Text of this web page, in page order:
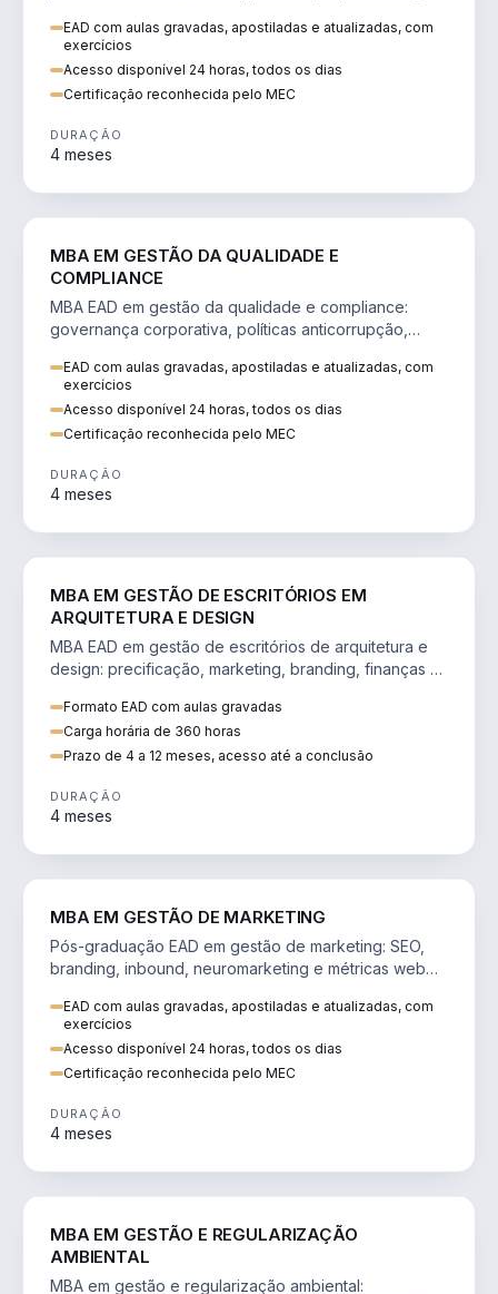
EAD com aulas gravadas, apostiladas e atualizadas, com
exercícios
Acesso disponível 24 horas, todos os dias
Certificação reconhecida pelo MEC
DURAÇÃO
4 meses
MBA EM GESTÃO DA QUALIDADE E
COMPLIANCE
MBA EAD em gestão da qualidade e compliance:
governança corporativa, políticas anticorrupção,
EAD com aulas gravadas, apostiladas e atualizadas, com
exercícios
Acesso disponível 24 horas, todos os dias
Certificação reconhecida pelo MEC
DURAÇÃO
4 meses
MBA EM GESTÃO DE ESCRITÓRIOS EM
ARQUITETURA E DESIGN
MBA EAD em gestão de escritórios de arquitetura e
design: precificação, marketing, branding, finanças e
Formato EAD com aulas gravadas
Carga horária de 360 horas
Prazo de 4 a 12 meses, acesso até a conclusão
DURAÇÃO
4 meses
MBA EM GESTÃO DE MARKETING
Pós-graduação EAD em gestão de marketing: SEO,
branding, inbound, neuromarketing e métricas web
EAD com aulas gravadas, apostiladas e atualizadas, com
exercícios
Acesso disponível 24 horas, todos os dias
Certificação reconhecida pelo MEC
DURAÇÃO
4 meses
MBA EM GESTÃO E REGULARIZAÇÃO
AMBIENTAL
MBA em gestão e regularização ambiental: